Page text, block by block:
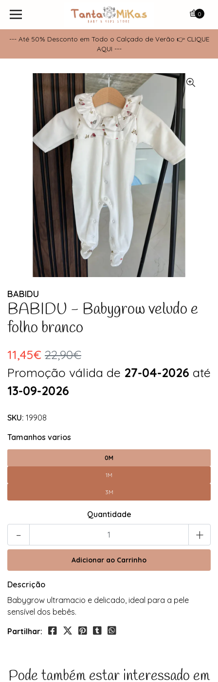
--- Até 50% Desconto em Todo o Calçado de Verão 👉 CLIQUE
AQUI ---
0
BABIDU
BABIDU - Babygrow veludo e
folho branco
11,45€ 22,90€
Promoção válida de 27-04-2026 até
13-09-2026
SKU: 19908
Tamanhos varios
0M
1M
3M
Quantidade
- +
Descrição
Babygrow ultramacio e delicado, ideal para a pele
sensível dos bebês.
Partilhar:
Pode também estar interessado em